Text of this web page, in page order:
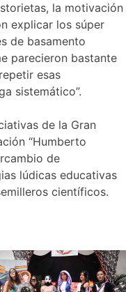
la motivación
explicar los súper
de basamento
parecieron bastante
esas
sistemático”.
de la Gran
“Humberto
de
lúdicas educativas
científicos.